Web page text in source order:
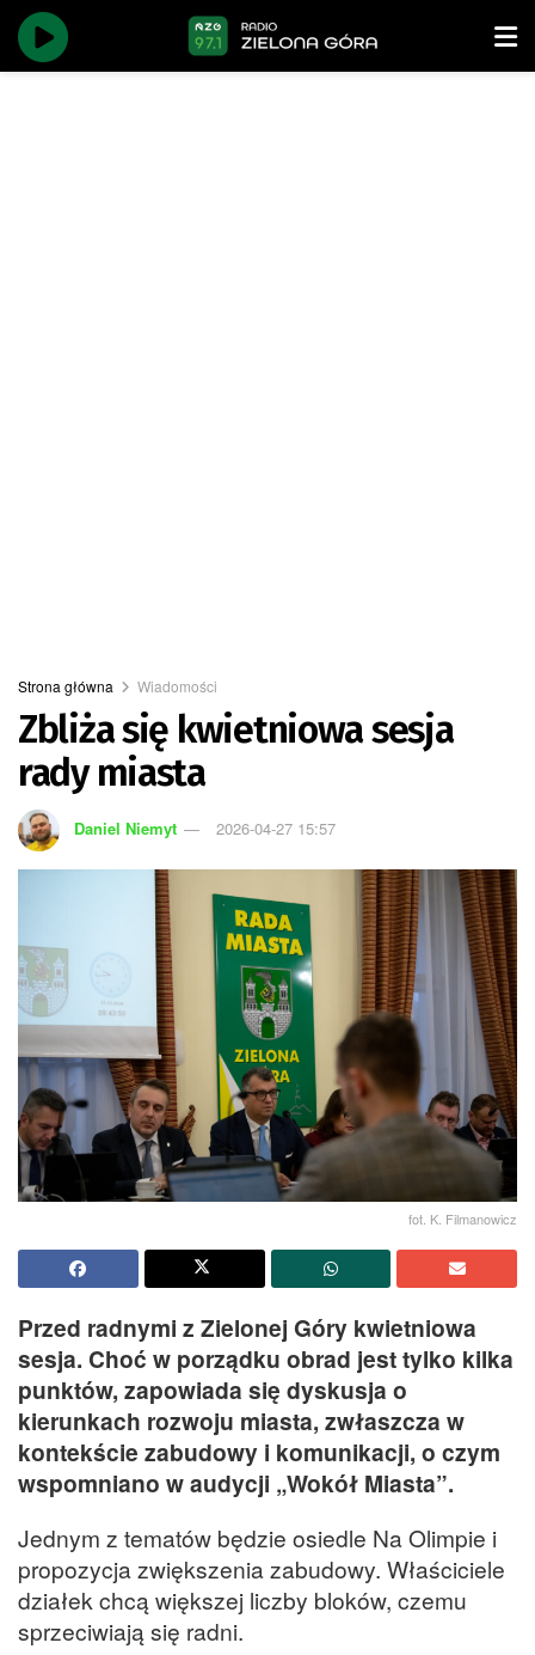
Strona główna Wiadomości
Zbliża się kwietniowa sesja
rady miasta
Daniel Niemyt 2026-04-27 15:57
fot. K. Filmanowicz
Przed radnymi z Zielonej Góry kwietniowa
sesja. Choć w porządku obrad jest tylko kilka
punktów, zapowiada się dyskusja o
kierunkach rozwoju miasta, zwłaszcza w
kontekście zabudowy i komunikacji, o czym
wspomniano w audycji „Wokół Miasta”.
Jednym z tematów będzie osiedle Na Olimpie i
propozycja zwiększenia zabudowy. Właściciele
działek chcą większej liczby bloków, czemu
sprzeciwiają się radni.